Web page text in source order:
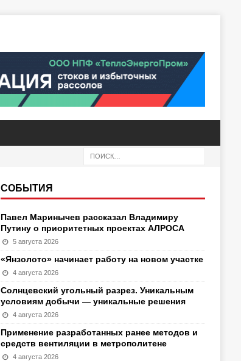
СОБЫТИЯ
Павел Маринычев рассказал Владимиру
Путину о приоритетных проектах АЛРОСА
5 августа 2026
«Янзолото» начинает работу на новом участке
4 августа 2026
Солнцевский угольный разрез. Уникальным
условиям добычи — уникальные решения
4 августа 2026
Применение разработанных ранее методов и
средств вентиляции в метрополитене
4 августа 2026